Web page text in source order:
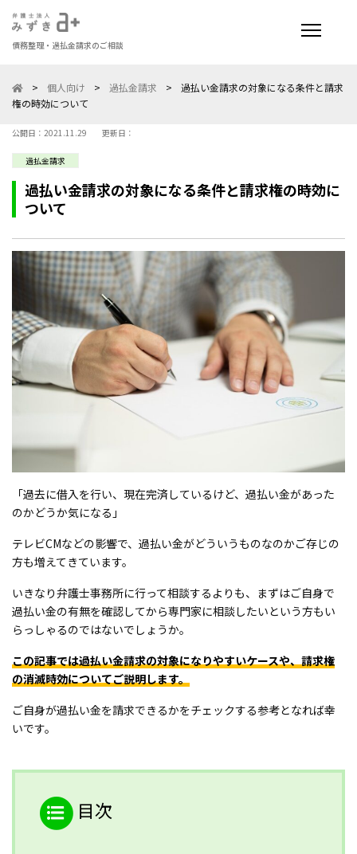
債務整理・過払金請求のご相談
> 個人向け > 過払金請求 >
過払い金請求の対象になる条件と請求
権の時効について
公開日：2021.11.29 更新日：
過払金請求
過払い金請求の対象になる条件と請求権の時効に
ついて
「過去に借入を行い、現在完済しているけど、過払い金があった
のかどうか気になる」
テレビCMなどの影響で、過払い金がどういうものなのかご存じの
方も増えてきています。
いきなり弁護士事務所に行って相談するよりも、まずはご自身で
過払い金の有無を確認してから専門家に相談したいという方もい
らっしゃるのではないでしょうか。
この記事では過払い金請求の対象になりやすいケースや、請求権
の消滅時効についてご説明します。
ご自身が過払い金を請求できるかをチェックする参考となれば幸
いです。
目次